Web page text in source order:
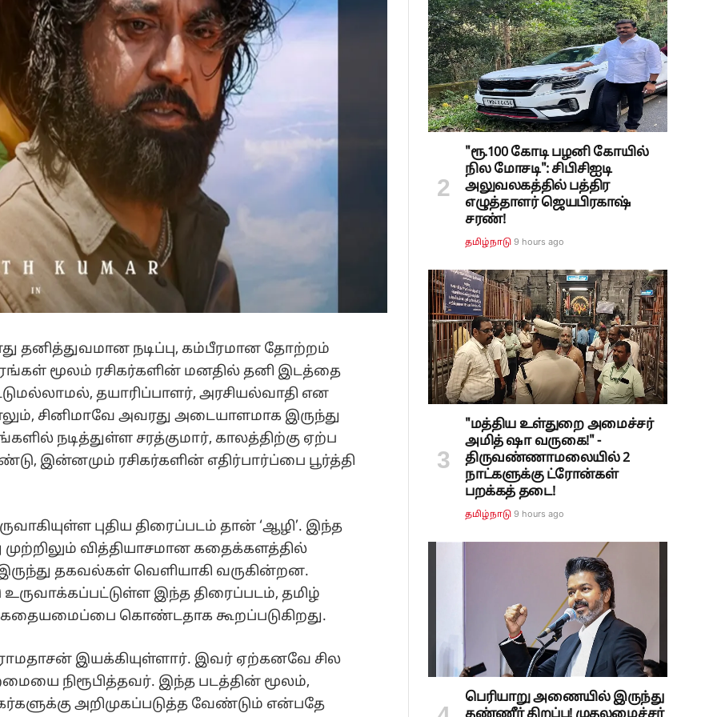
தனித்துவமான நடிப்பு, கம்பீரமான தோற்றம்
மூலம் ரசிகர்களின் மனதில் தனி இடத்தை
தயாரிப்பாளர், அரசியல்வாதி என
சினிமாவே அவரது அடையாளமாக இருந்து
நடித்துள்ள சரத்குமார், காலத்திற்கு ஏற்ப
இன்னமும் ரசிகர்களின் எதிர்பார்ப்பை பூர்த்தி
புதிய திரைப்படம் தான் ‘ஆழி’. இந்த
முற்றிலும் வித்தியாசமான கதைக்களத்தில்
இருந்து தகவல்கள் வெளியாகி வருகின்றன.
இந்த திரைப்படம், தமிழ்
கதையமைப்பை கொண்டதாக கூறப்படுகிறது.
இயக்கியுள்ளார். இவர் ஏற்கனவே சில
நிரூபித்தவர். இந்த படத்தின் மூலம்,
அறிமுகப்படுத்த வேண்டும் என்பதே
"ரூ.100 கோடி பழனி கோயில்
நில மோசடி": சிபிசிஐடி
அலுவலகத்தில் பத்திர
எழுத்தாளர் ஜெயபிரகாஷ்
சரண்!
தமிழ்நாடு 9 hours ago
"மத்திய உள்துறை அமைச்சர்
அமித் ஷா வருகை!" -
திருவண்ணாமலையில் 2
நாட்களுக்கு ட்ரோன்கள்
பறக்கத் தடை!
தமிழ்நாடு 9 hours ago
பெரியாறு அணையில் இருந்து